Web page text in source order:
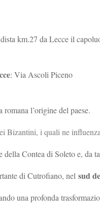
dista km.27 da Lecce il
: Via Ascoli Piceno
romana l’origine del paese.
Bizantini, i quali ne
Contea di Soleto e,
di Cutrofiano, nel sud
una profonda